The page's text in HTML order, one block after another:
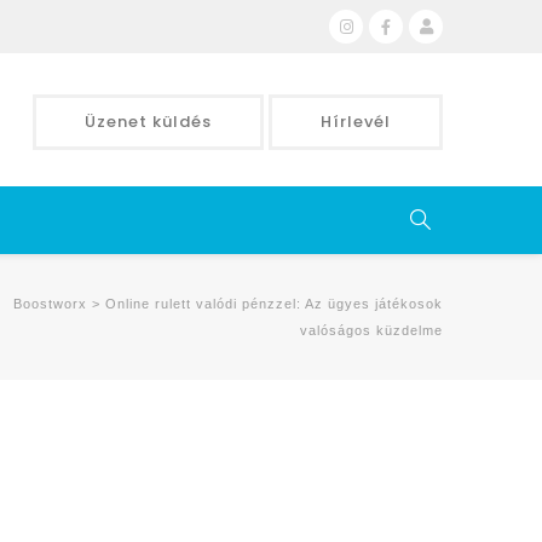
Üzenet küldés Hírlevél
Boostworx > Online rulett valódi pénzzel: Az ügyes játékosok
valóságos küzdelme